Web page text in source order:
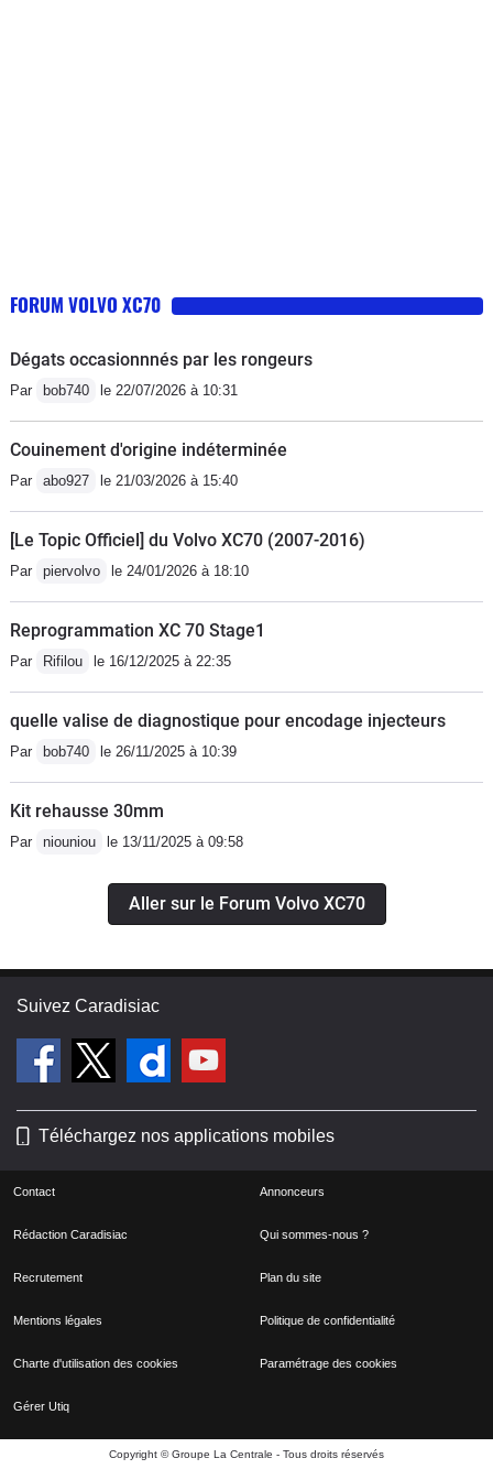
FORUM VOLVO XC70
Dégats occasionnnés par les rongeurs
Par bob740 le 22/07/2026 à 10:31
Couinement d'origine indéterminée
Par abo927 le 21/03/2026 à 15:40
[Le Topic Officiel] du Volvo XC70 (2007-2016)
Par piervolvo le 24/01/2026 à 18:10
Reprogrammation XC 70 Stage1
Par Rifilou le 16/12/2025 à 22:35
quelle valise de diagnostique pour encodage injecteurs
Par bob740 le 26/11/2025 à 10:39
Kit rehausse 30mm
Par niouniou le 13/11/2025 à 09:58
Aller sur le Forum Volvo XC70
Suivez Caradisiac
Téléchargez nos applications mobiles
Contact Annonceurs
Rédaction Caradisiac Qui sommes-nous ?
Recrutement Plan du site
Mentions légales Politique de confidentialité
Charte d'utilisation des cookies Paramétrage des cookies
Gérer Utiq
Copyright © Groupe La Centrale - Tous droits réservés